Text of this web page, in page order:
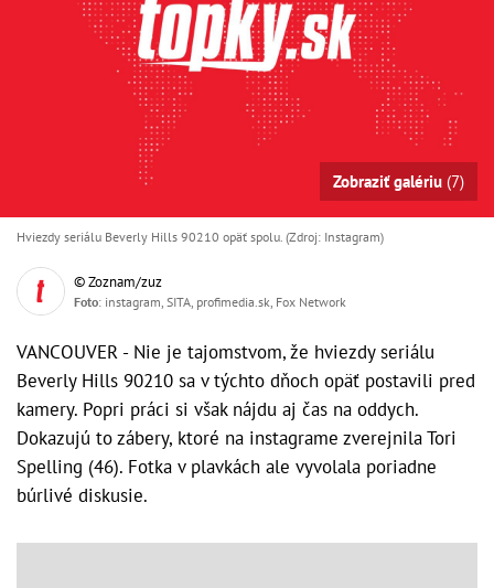
Zobraziť galériu (7)
Hviezdy seriálu Beverly Hills 90210 opäť spolu. (Zdroj: Instagram)
© Zoznam/zuz
Foto: instagram, SITA, profimedia.sk, Fox Network
VANCOUVER - Nie je tajomstvom, že hviezdy seriálu
Beverly Hills 90210 sa v týchto dňoch opäť postavili pred
kamery. Popri práci si však nájdu aj čas na oddych.
Dokazujú to zábery, ktoré na instagrame zverejnila Tori
Spelling (46). Fotka v plavkách ale vyvolala poriadne
búrlivé diskusie.